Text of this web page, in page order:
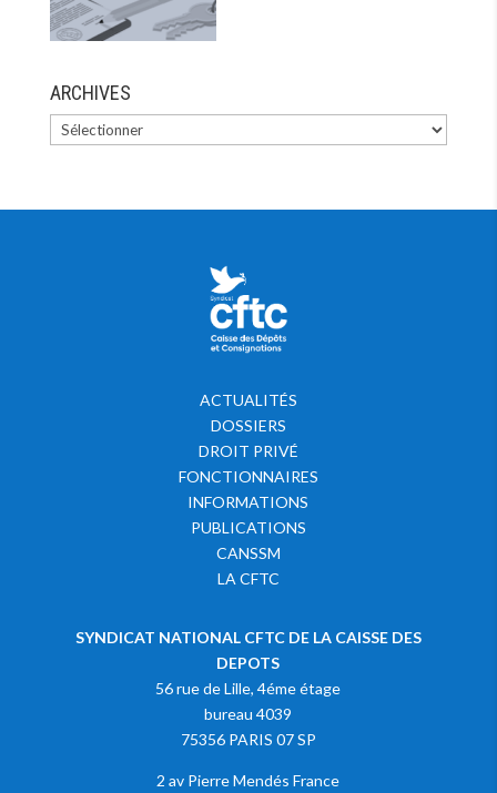
ARCHIVES
ACTUALITÉS
DOSSIERS
DROIT PRIVÉ
FONCTIONNAIRES
INFORMATIONS
PUBLICATIONS
CANSSM
LA CFTC
SYNDICAT NATIONAL CFTC DE LA CAISSE DES
DEPOTS
56 rue de Lille, 4éme étage
bureau 4039
75356 PARIS 07 SP
2 av Pierre Mendés France